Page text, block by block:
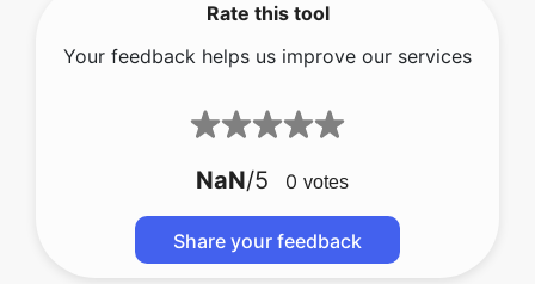
Rate this tool
Your feedback helps us improve our services
5.00/5 1 votes
Share your feedback